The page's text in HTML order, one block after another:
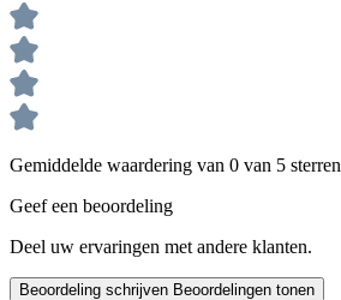
Gemiddelde waardering van 0 van 5 sterren
Geef een beoordeling
Deel uw ervaringen met andere klanten.
Beoordeling schrijven Beoordelingen tonen